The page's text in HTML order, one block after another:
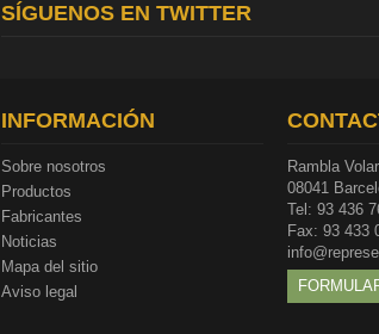
SÍGUENOS EN TWITTER
INFORMACIÓN
Sobre nosotros
Productos
Fabricantes
Noticias
Mapa del sitio
Aviso legal
Rambla
08041
Tel: 93 436
Fax: 93 433